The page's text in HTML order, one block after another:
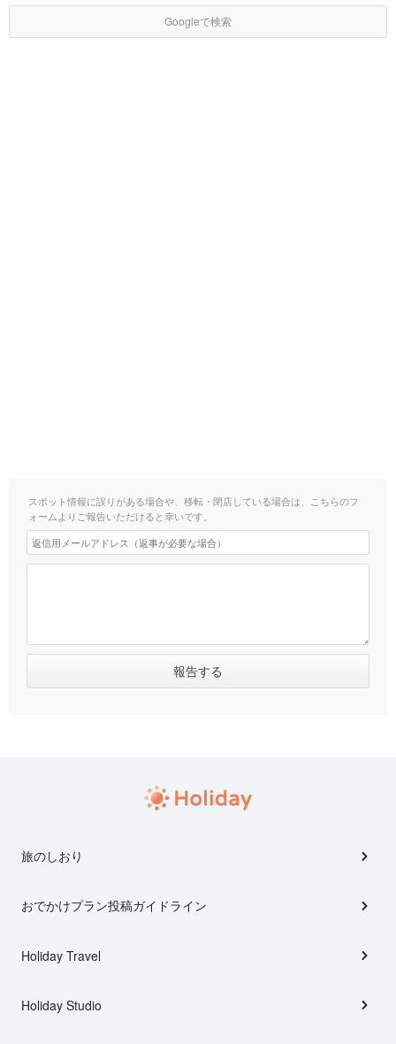
Googleで検索
スポット情報に誤りがある場合や、移転・閉店している場合は、こちらのフ
ォームよりご報告いただけると幸いです。
旅のしおり
おでかけプラン投稿ガイドライン
Holiday Travel
Holiday Studio